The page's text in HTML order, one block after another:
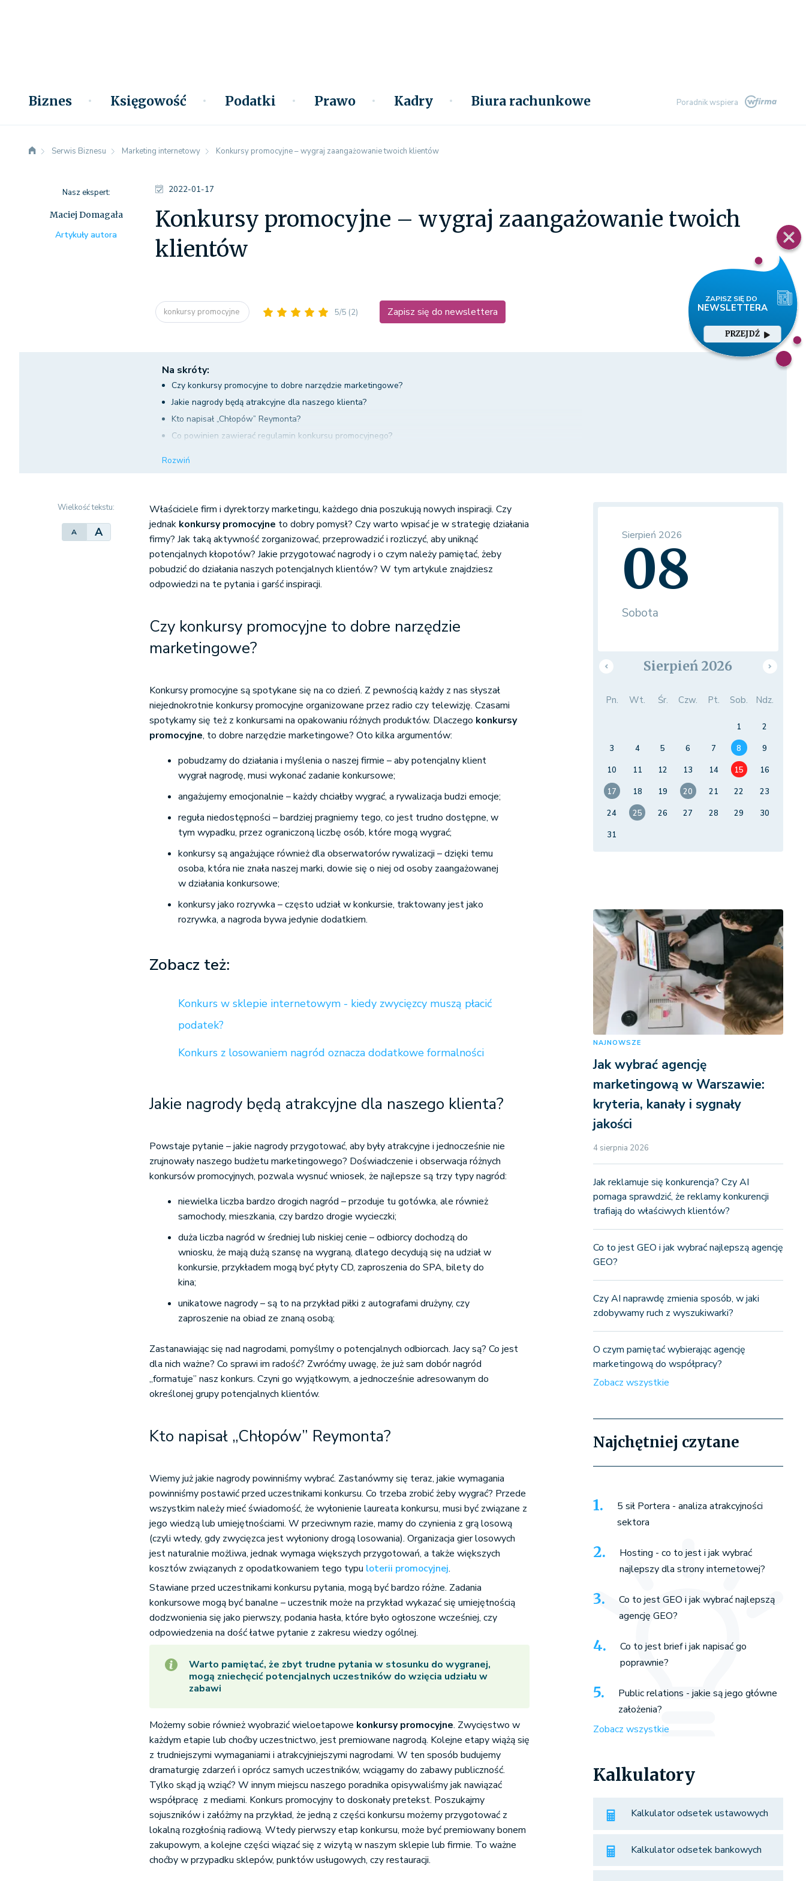
Biznes Księgowość Podatki Prawo Kadry Biura rachunkowe Poradnik wspiera
PRZEJDŹ
Serwis Biznesu Marketing internetowy Konkursy promocyjne – wygraj zaangażowanie twoich klientów
2022-01-17
Konkursy promocyjne – wygraj zaangażowanie twoich
klientów
konkursy promocyjne 5/5 (2) Zapisz się do newslettera
Nasz ekspert:
Maciej Domagała
Artykuły autora
Na skróty:
Czy konkursy promocyjne to dobre narzędzie marketingowe?
Jakie nagrody będą atrakcyjne dla naszego klienta?
Kto napisał „Chłopów” Reymonta?
Co powinien zawierać regulamin konkursu promocyjnego?
Rozwiń
Wielkość tekstu:
A A
Właściciele firm i dyrektorzy marketingu, każdego dnia poszukują nowych inspiracji. Czy
jednak konkursy promocyjne to dobry pomysł? Czy warto wpisać je w strategię działania
firmy? Jak taką aktywność zorganizować, przeprowadzić i rozliczyć, aby uniknąć
potencjalnych kłopotów? Jakie przygotować nagrody i o czym należy pamiętać, żeby
pobudzić do działania naszych potencjalnych klientów? W tym artykule znajdziesz
odpowiedzi na te pytania i garść inspiracji.
Czy konkursy promocyjne to dobre narzędzie
marketingowe?
Konkursy promocyjne są spotykane się na co dzień. Z pewnością każdy z nas słyszał
niejednokrotnie konkursy promocyjne organizowane przez radio czy telewizję. Czasami
spotykamy się też z konkursami na opakowaniu różnych produktów. Dlaczego konkursy
promocyjne, to dobre narzędzie marketingowe? Oto kilka argumentów:
pobudzamy do działania i myślenia o naszej firmie – aby potencjalny klient
wygrał nagrodę, musi wykonać zadanie konkursowe;
angażujemy emocjonalnie – każdy chciałby wygrać, a rywalizacja budzi emocje;
reguła niedostępności – bardziej pragniemy tego, co jest trudno dostępne, w
tym wypadku, przez ograniczoną liczbę osób, które mogą wygrać;
konkursy są angażujące również dla obserwatorów rywalizacji – dzięki temu
osoba, która nie znała naszej marki, dowie się o niej od osoby zaangażowanej
w działania konkursowe;
konkursy jako rozrywka – często udział w konkursie, traktowany jest jako
rozrywka, a nagroda bywa jedynie dodatkiem.
Zobacz też:
Konkurs w sklepie internetowym - kiedy zwycięzcy muszą płacić
podatek?
Konkurs z losowaniem nagród oznacza dodatkowe formalności
Jakie nagrody będą atrakcyjne dla naszego klienta?
Powstaje pytanie – jakie nagrody przygotować, aby były atrakcyjne i jednocześnie nie
zrujnowały naszego budżetu marketingowego? Doświadczenie i obserwacja różnych
konkursów promocyjnych, pozwala wysnuć wniosek, że najlepsze są trzy typy nagród:
niewielka liczba bardzo drogich nagród – przoduje tu gotówka, ale również
samochody, mieszkania, czy bardzo drogie wycieczki;
duża liczba nagród w średniej lub niskiej cenie – odbiorcy dochodzą do
wniosku, że mają dużą szansę na wygraną, dlatego decydują się na udział w
konkursie, przykładem mogą być płyty CD, zaproszenia do SPA, bilety do
kina;
unikatowe nagrody – są to na przykład piłki z autografami drużyny, czy
zaproszenie na obiad ze znaną osobą;
Zastanawiając się nad nagrodami, pomyślmy o potencjalnych odbiorcach. Jacy są? Co jest
dla nich ważne? Co sprawi im radość? Zwróćmy uwagę, że już sam dobór nagród
„formatuje” nasz konkurs. Czyni go wyjątkowym, a jednocześnie adresowanym do
określonej grupy potencjalnych klientów.
Kto napisał „Chłopów” Reymonta?
Wiemy już jakie nagrody powinniśmy wybrać. Zastanówmy się teraz, jakie wymagania
powinniśmy postawić przed uczestnikami konkursu. Co trzeba zrobić żeby wygrać? Przede
wszystkim należy mieć świadomość, że wyłonienie laureata konkursu, musi być związane z
jego wiedzą lub umiejętnościami. W przeciwnym razie, mamy do czynienia z grą losową
(czyli wtedy, gdy zwycięzca jest wyłoniony drogą losowania). Organizacja gier losowych
jest naturalnie możliwa, jednak wymaga większych przygotowań, a także większych
kosztów związanych z opodatkowaniem tego typu loterii promocyjnej.
Stawiane przed uczestnikami konkursu pytania, mogą być bardzo różne. Zadania
konkursowe mogą być banalne – uczestnik może na przykład wykazać się umiejętnością
dodzwonienia się jako pierwszy, podania hasła, które było ogłoszone wcześniej, czy
odpowiedzenia na dość łatwe pytanie z zakresu wiedzy ogólnej.
Warto pamiętać, że zbyt trudne pytania w stosunku do wygranej,
mogą zniechęcić potencjalnych uczestników do wzięcia udziału w
zabawi
Możemy sobie również wyobrazić wieloetapowe konkursy promocyjne. Zwycięstwo w
każdym etapie lub choćby uczestnictwo, jest premiowane nagrodą. Kolejne etapy wiążą się
z trudniejszymi wymaganiami i atrakcyjniejszymi nagrodami. W ten sposób budujemy
dramaturgię zdarzeń i oprócz samych uczestników, wciągamy do zabawy publiczność.
Tylko skąd ją wziąć? W innym miejscu naszego poradnika opisywaliśmy jak nawiązać
współpracę z mediami. Konkurs promocyjny to doskonały pretekst. Poszukajmy
sojuszników i załóżmy na przykład, że jedną z części konkursu możemy przygotować z
lokalną rozgłośnią radiową. Wtedy pierwszy etap konkursu, może być premiowany bonem
zakupowym, a kolejne części wiązać się z wizytą w naszym sklepie lub firmie. To ważne
choćby w przypadku sklepów, punktów usługowych, czy restauracji.
Sierpień 2026
08
Sobota
Sierpień 2026
Pn. Wt. Śr. Czw. Pt. Sob. Ndz.
1
2
3
4 5 6 7 8
9
10
11 12 13 14 15
16
17
18 19 20 21 22
23
24
25 26 27 28 29
30
31
NAJNOWSZE
Jak wybrać agencję
marketingową w Warszawie:
kryteria, kanały i sygnały
jakości
4 sierpnia 2026
Jak reklamuje się konkurencja? Czy AI
pomaga sprawdzić, że reklamy konkurencji
trafiają do właściwych klientów?
Co to jest GEO i jak wybrać najlepszą agencję
GEO?
Czy AI naprawdę zmienia sposób, w jaki
zdobywamy ruch z wyszukiwarki?
O czym pamiętać wybierając agencję
marketingową do współpracy?
Zobacz wszystkie
Najchętniej czytane
5 sił Portera - analiza atrakcyjności
sektora
Hosting - co to jest i jak wybrać
najlepszy dla strony internetowej?
Co to jest GEO i jak wybrać najlepszą
agencję GEO?
Co to jest brief i jak napisać go
poprawnie?
Public relations - jakie są jego główne
założenia?
Zobacz wszystkie
Kalkulatory
Kalkulator odsetek ustawowych
Kalkulator odsetek bankowych